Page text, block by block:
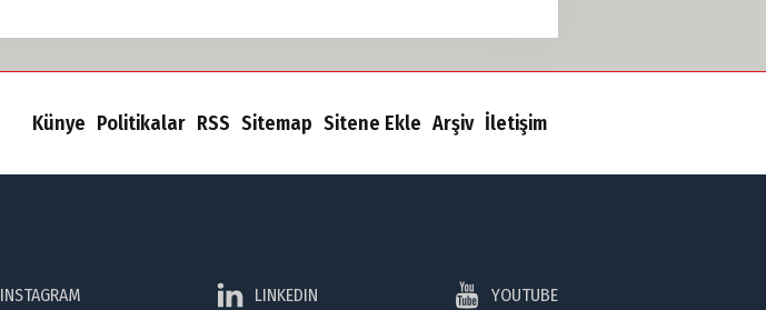
Künye Politikalar RSS Sitemap Sitene Ekle Arşiv İletişim
INSTAGRAM LINKEDIN YOUTUBE